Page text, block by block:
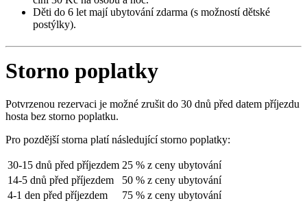
Děti do 6 let mají ubytování zdarma (s možností dětské
postýlky).
Storno poplatky
Potvrzenou rezervaci je možné zrušit do 30 dnů před datem příjezdu
hosta bez storno poplatku.
Pro pozdější storna platí následující storno poplatky:
30-15 dnů před příjezdem 25 % z ceny ubytování
14-5 dnů před příjezdem
50 % z ceny ubytování
4-1 den před příjezdem
75 % z ceny ubytování